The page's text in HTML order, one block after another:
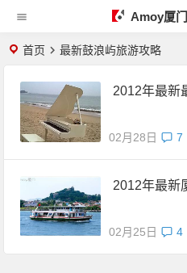
Amoy厦
首页 最新鼓浪屿旅游攻略
2012年最新
02月28日 7
2012年最新
02月25日 4